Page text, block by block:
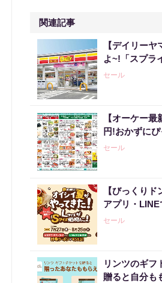
関連記事
【デイリー
よ~!「スプラ
セール
【オーケー
円!おかずに
セール
【びっくり
アプリ・LINE
セール
リンツのギフ
贈ると自分も